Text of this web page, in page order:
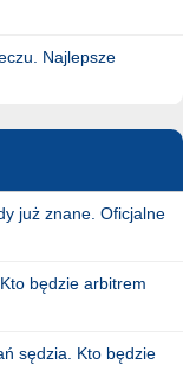
Najlepsze
już znane. Oficjalne
będzie arbitrem
sędzia. Kto będzie